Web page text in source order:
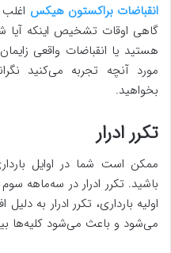
انقباضات براکستون هیکس
گاهی اوقات تشخیص اینکه
هستید یا انقباضات واقعی
مورد آنچه تجربه می‌کنید
بخواهید.
تکرر ادرار
ممکن است شما در اوایل
باشید. تکرر ادرار در سه‌ماهه
اولیه بارداری، تکرر ادرار به
می‌شود و باعث می‌شود کلیه‌ها